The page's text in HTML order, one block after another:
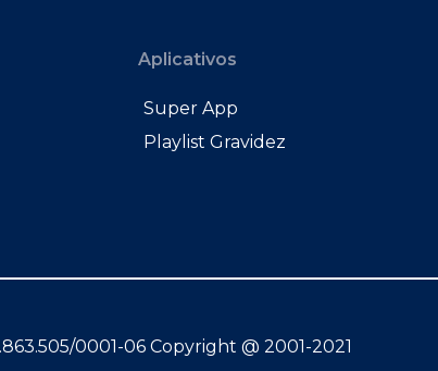
Aplicativos
Super App
Playlist Gravidez
0001-06 Copyright @ 2001-2021